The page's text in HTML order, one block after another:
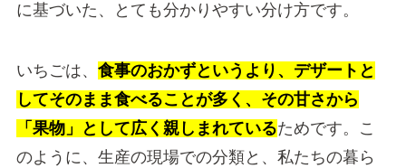
に基づいた、とても分かりやすい分け方です。
いちごは、 食事のおかずというより、デザートと
してそのまま食べることが多く、その甘さから
「果物」として広く親しまれているためです。こ
のように、生産の現場での分類と、私たちの暮ら